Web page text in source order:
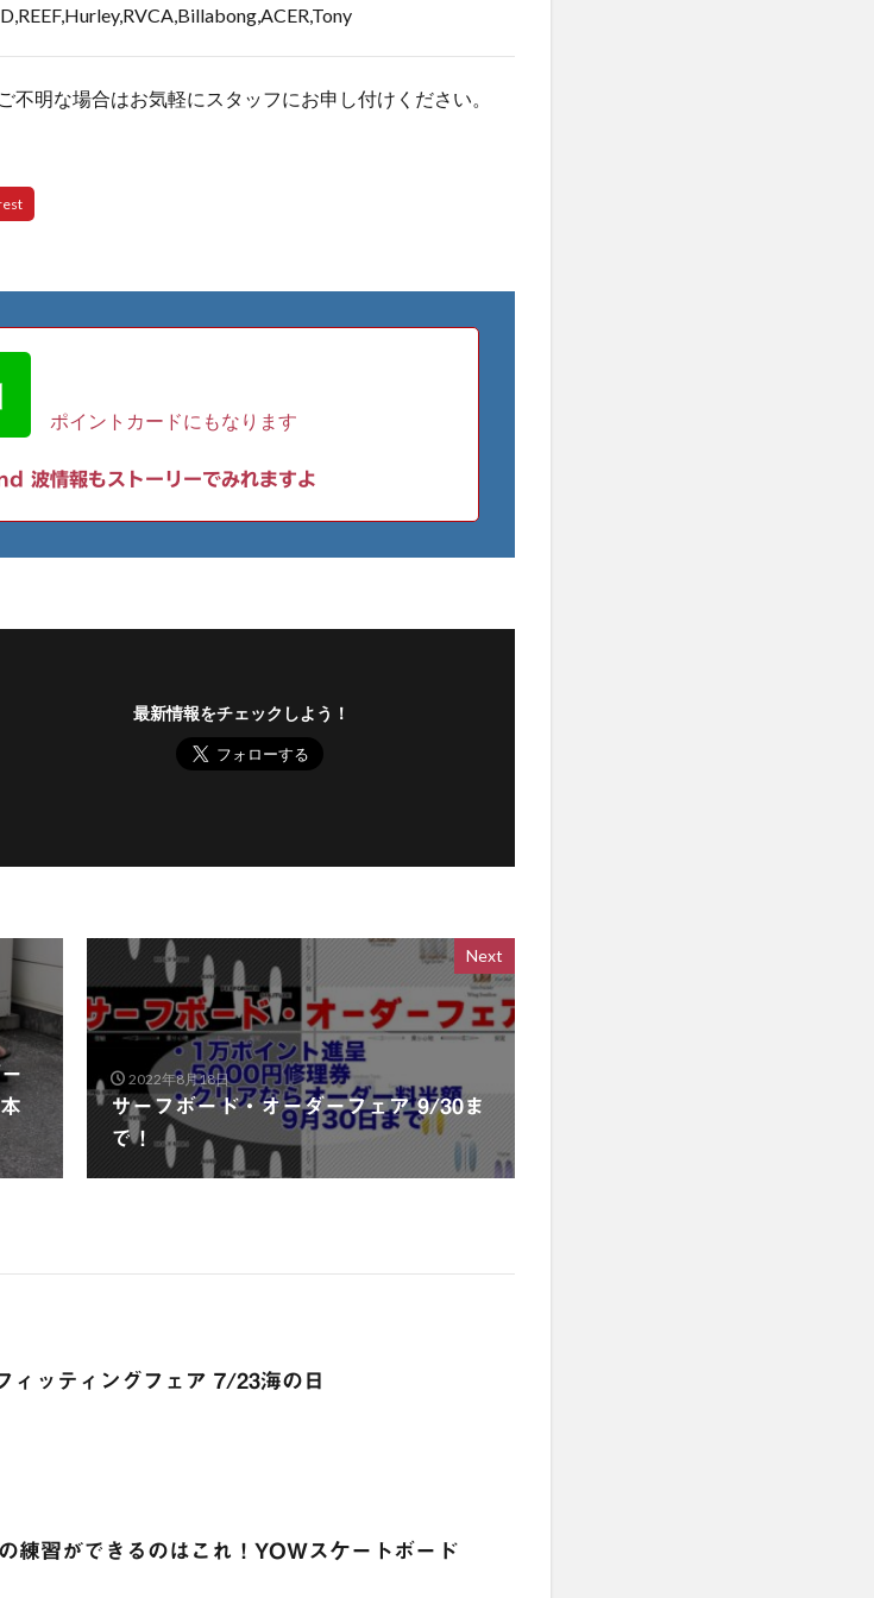
明な場合はお気軽にスタッフにお申し付けください。
ポイントカードにもなります
波情報もストーリーでみれますよ
最新情報をチェックしよう！
Next
2022年8月18日
サーフボード・オーダーフェア 9/30ま
で！
ィッティングフェア 7/23海の日
練習ができるのはこれ！YOWスケートボード